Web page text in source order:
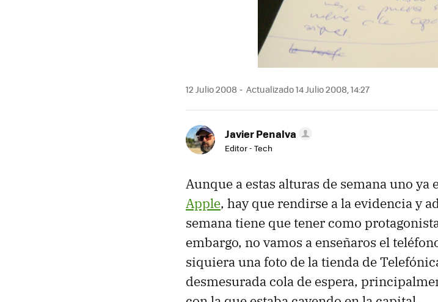
12 Julio 2008 Actualizado 14 Julio 2008, 14:27
Javier Penalva
Editor - Tech
Aunque a estas alturas de semana uno ya
Apple, hay que rendirse a la evidencia y
semana tiene que tener como
embargo, no vamos a enseñaros el
siquiera una foto de la tienda de
desmesurada cola de espera,